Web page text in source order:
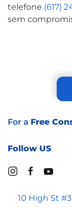
telefone (617)
sem
For a Free
Follow US
10 High St